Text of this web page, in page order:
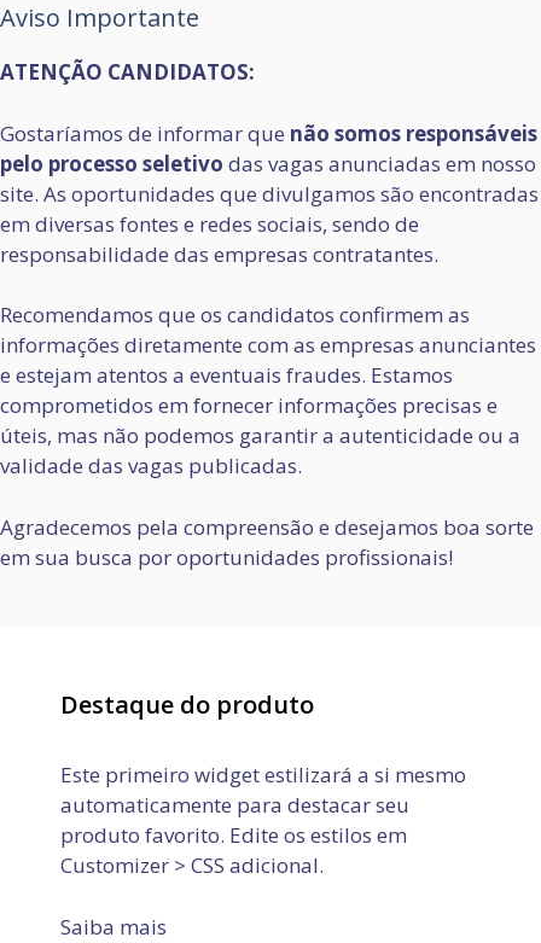
Aviso Importante
ATENÇÃO CANDIDATOS:
Gostaríamos de informar que não somos responsáveis
pelo processo seletivo das vagas anunciadas em nosso
site. As oportunidades que divulgamos são encontradas
em diversas fontes e redes sociais, sendo de
responsabilidade das empresas contratantes.
Recomendamos que os candidatos confirmem as
informações diretamente com as empresas anunciantes
e estejam atentos a eventuais fraudes. Estamos
comprometidos em fornecer informações precisas e
úteis, mas não podemos garantir a autenticidade ou a
validade das vagas publicadas.
Agradecemos pela compreensão e desejamos boa sorte
em sua busca por oportunidades profissionais!
Destaque do produto
Este primeiro widget estilizará a si mesmo
automaticamente para destacar seu
produto favorito. Edite os estilos em
Customizer > CSS adicional.
Saiba mais